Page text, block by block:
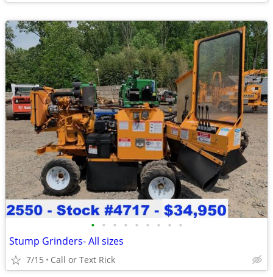
• • • • • • • • •
Stump Grinders- All sizes
7/15 Call or Text Rick